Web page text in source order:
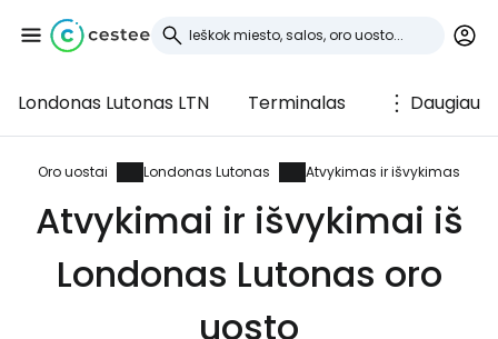
Londonas Lutonas LTN Terminalas Daugiau
Oro uostai Londonas Lutonas Atvykimas ir išvykimas
Atvykimai ir išvykimai iš
Londonas Lutonas oro
uosto
Prisijunkite prie
Cestee
... pasaulinė kelionių bendruomenė